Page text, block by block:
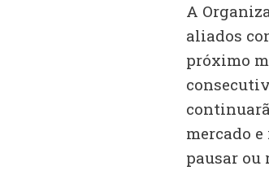
A
aliados
próximo
mercado
pausar ou